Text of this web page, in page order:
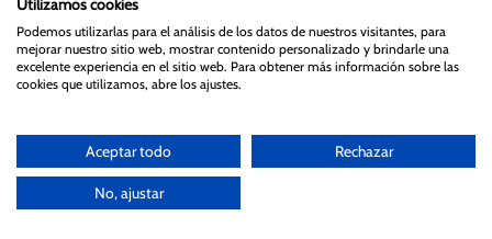
Utilizamos cookies
Podemos utilizarlas para el análisis de los datos de nuestros visitantes, para
mejorar nuestro sitio web, mostrar contenido personalizado y brindarle una
excelente experiencia en el sitio web. Para obtener más información sobre las
cookies que utilizamos, abre los ajustes.
Aceptar todo Rechazar
No, ajustar